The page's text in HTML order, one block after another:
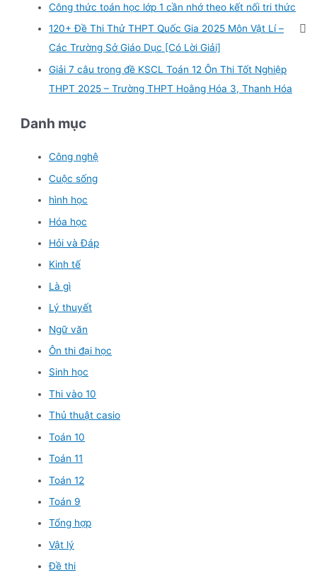
Công thức toán học lớp 1 cần nhớ theo kết nối tri thức
120+ Đề Thi Thử THPT Quốc Gia 2025 Môn Vật Lí –
Các Trường Sở Giáo Dục [Có Lời Giải]
Giải 7 câu trong đề KSCL Toán 12 Ôn Thi Tốt Nghiệp
THPT 2025 – Trường THPT Hoằng Hóa 3, Thanh Hóa
Danh mục
Công nghệ
Cuộc sống
hình học
Hóa học
Hỏi và Đáp
Kinh tế
Là gì
Lý thuyết
Ngữ văn
Ôn thi đại học
Sinh học
Thi vào 10
Thủ thuật casio
Toán 10
Toán 11
Toán 12
Toán 9
Tổng hợp
Vật lý
Đề thi